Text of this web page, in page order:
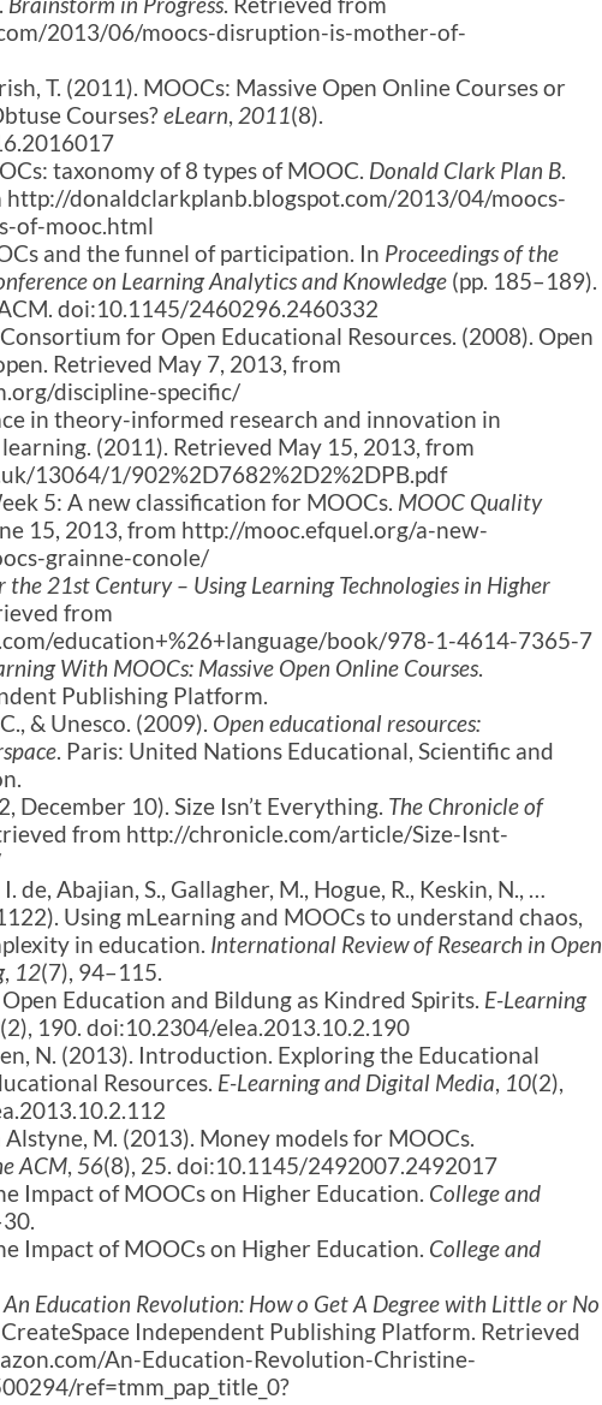
2013/06/moocs-disruption-is-mother-of-
T. (2011). MOOCs: Massive Open Online Courses or
Courses?eLearn, 2011(8).
taxonomy of 8 types of MOOC. Donald Clark Plan B.
http://donaldclarkplanb.blogspot.com/2013/04/moocs-
of-mooc.html
and the funnel of participation. In Proceedings of the
on Learning Analytics and Knowledge (pp. 185–189).
doi:10.1145/2460296.2460332
for Open Educational Resources. (2008). Open
Retrieved May 7, 2013, from
discipline-specific/
in theory-informed research and innovation in
(2011). Retrieved May 15, 2013, from
13064/1/902%2D7682%2D2%2DPB.pdf
5: A new classification for MOOCs. MOOC Quality
15, 2013, from http://mooc.efquel.org/a-new-
grainne-conole/
21st Century – Using Learning Technologies in Higher
from
education+%26+language/book/978-1-4614-7365-7
With MOOCs: Massive Open Online Courses.
Publishing Platform.
& Unesco. (2009). Open educational resources:
. Paris: United Nations Educational, Scientific and
December 10). Size Isn’t Everything. The Chronicle of
from http://chronicle.com/article/Size-Isnt-
de, Abajian, S., Gallagher, M., Hogue, R., Keskin, N., …
Using mLearning and MOOCs to understand chaos,
in education. International Review of Research in Open
, 12(7), 94–115.
Education and Bildung as Kindred Spirits. E-Learning
(2), 190. doi:10.2304/elea.2013.10.2.190
N. (2013). Introduction. Exploring the Educational
Resources. E-Learning and Digital Media, 10(2),
Alstyne, M. (2013). Money models for MOOCs.
ACM, 56(8), 25. doi:10.1145/2492007.2492017
Impact of MOOCs on Higher Education. College and
Impact of MOOCs on Higher Education. College and
An Education Revolution: How o Get A Degree with Little or No
Independent Publishing Platform. Retrieved
An-Education-Revolution-Christine-
ref=tmm_pap_title_0?